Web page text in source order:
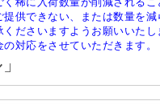
供できない、または数量を減
ださいますようお願いいたし
対応をさせていただきます。